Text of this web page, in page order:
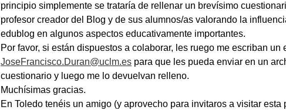
principio simplemente se trataría de rellenar un brevísimo
profesor creador del Blog y de sus alumnos/as valorando la
edublog en algunos aspectos educativamente importantes.
Por favor, si están dispuestos a colaborar, les ruego me escriban un
JoseFrancisco.Duran@uclm.es para que les pueda enviar en un
cuestionario y luego me lo devuelvan relleno.
Muchísimas gracias.
En Toledo tenéis un amigo (y aprovecho para invitaros a visitar esta